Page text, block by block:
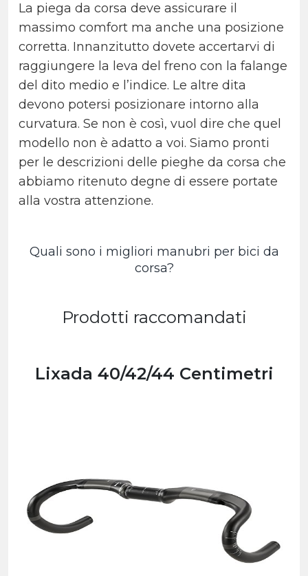
La piega da corsa deve assicurare il
massimo comfort ma anche una posizione
corretta. Innanzitutto dovete accertarvi di
raggiungere la leva del freno con la falange
del dito medio e l’indice. Le altre dita
devono potersi posizionare intorno alla
curvatura. Se non è così, vuol dire che quel
modello non è adatto a voi. Siamo pronti
per le descrizioni delle pieghe da corsa che
abbiamo ritenuto degne di essere portate
alla vostra attenzione.
Quali sono i migliori manubri per bici da
corsa?
Prodotti raccomandati
Lixada 40/42/44 Centimetri